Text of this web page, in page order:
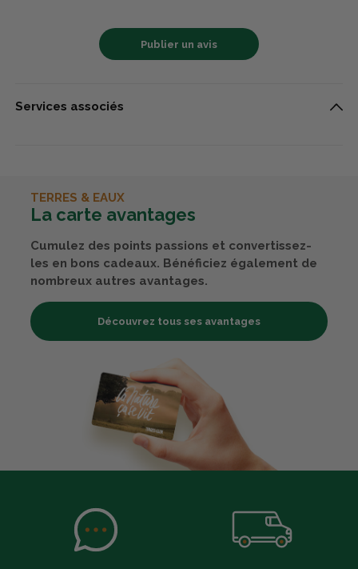
Publier un avis
Services associés
TERRES & EAUX
La carte avantages
Cumulez des points passions et convertissez-
les en bons cadeaux. Bénéficiez également de
nombreux autres avantages.
Découvrez tous ses avantages